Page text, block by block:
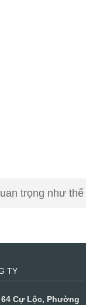
trọng như
TY
Cự Lộc, Phường